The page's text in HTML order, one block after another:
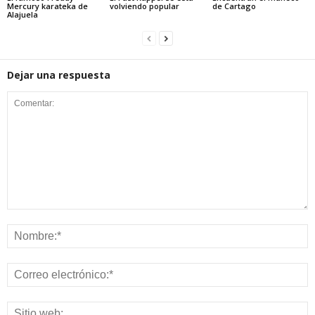
Mercury karateka de
Alajuela
volviendo popular
de Cartago
Dejar una respuesta